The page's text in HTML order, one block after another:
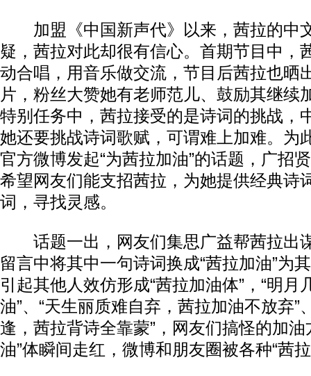
加盟《中国新声代》以来，茜拉的中
疑，茜拉对此却很有信心。首期节目中，
动合唱，用音乐做交流，节目后茜拉也晒
片，粉丝大赞她有老师范儿、鼓励其继续
特别任务中，茜拉接受的是诗词的挑战，
她还要挑战诗词歌赋，可谓难上加难。为
官方微博发起“为茜拉加油”的话题，广招
希望网友们能支招茜拉，为她提供经典诗
词，寻找灵感。
话题一出，网友们集思广益帮茜拉出
留言中将其中一句诗词换成“茜拉加油”为
引起其他人效仿形成“茜拉加油体”，“明月
油”、“天生丽质难自弃，茜拉加油不放弃”
逢，茜拉背诗全靠蒙”，网友们搞怪的加油
油”体瞬间走红，微博和朋友圈被各种“茜